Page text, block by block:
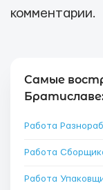
комментарии.
Самые
Работа
Работа
Работа